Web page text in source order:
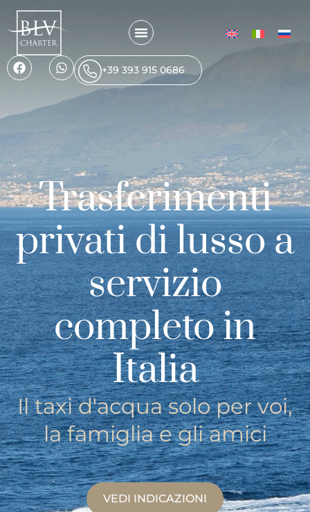
+39 393 915 0686
Trasferimenti
privati di lusso a
servizio
completo in
Italia
Il taxi d'acqua solo per voi,
la famiglia e gli amici
VEDI INDICAZIONI